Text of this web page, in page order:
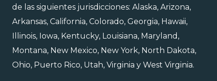
de las siguientes jurisdicciones: Alaska, Arizona,
Arkansas, California, Colorado, Georgia, Hawaii,
Illinois, Iowa, Kentucky, Louisiana, Maryland,
Montana, New Mexico, New York, North Dakota,
Ohio, Puerto Rico, Utah, Virginia y West Virginia.